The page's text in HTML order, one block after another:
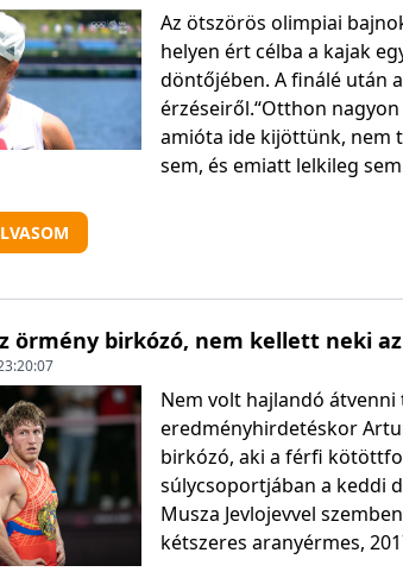
Az ötszörös olimpiai
helyen ért célba a kajak
döntőjében. A finálé után
érzéseiről.“Otthon
amióta ide kijöttünk, nem
sem, és emiatt lelkileg
örmény birkózó, nem kellett neki
Nem volt hajlandó
eredményhirdetéskor
birkózó, aki a férfi
súlycsoportjában a keddi
Musza Jevlojevvel
kétszeres aranyérmes,